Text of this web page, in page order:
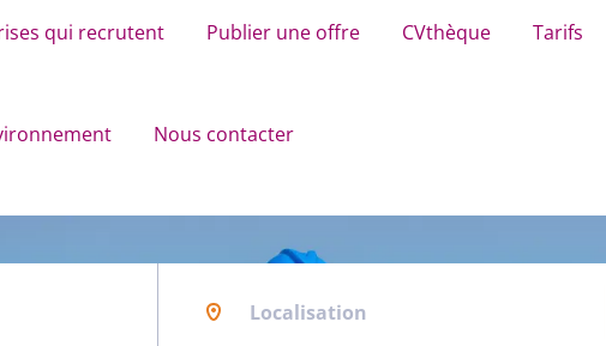
qui recrutent Publier une offre CVthèque Tarifs
Nous contacter